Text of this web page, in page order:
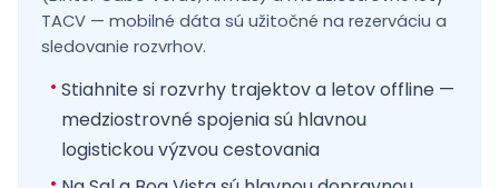
TACV — mobilné dáta sú užitočné na rezerváciu a
sledovanie rozvrhov.
Stiahnite si rozvrhy trajektov a letov offline —
medziostrovné spojenia sú hlavnou
logistickou výzvou cestovania